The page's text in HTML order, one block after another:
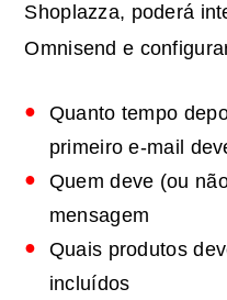
Shoplazza, poderá
Omnisend e
Quanto tempo
primeiro e-mail
Quem deve (ou
mensagem
Quais produtos
incluídos